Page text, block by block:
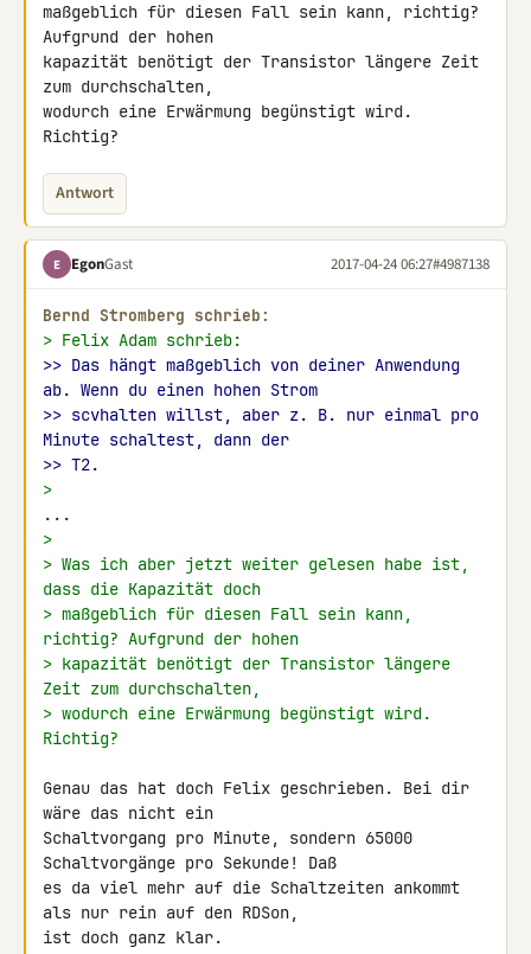
maßgeblich für diesen Fall sein kann, richtig?
Aufgrund der hohen
kapazität benötigt der Transistor längere Zeit
zum durchschalten,
wodurch eine Erwärmung begünstigt wird.
Richtig?
Antwort
E EgonGast 2017-04-24 06:27#4987138
Bernd Stromberg schrieb:
> Felix Adam schrieb:
>> Das hängt maßgeblich von deiner Anwendung
ab. Wenn du einen hohen Strom
>> scvhalten willst, aber z. B. nur einmal pro
Minute schaltest, dann der
>> T2.
>
>
> Was ich aber jetzt weiter gelesen habe ist,
dass die Kapazität doch
> maßgeblich für diesen Fall sein kann,
richtig? Aufgrund der hohen
> kapazität benötigt der Transistor längere
Zeit zum durchschalten,
> wodurch eine Erwärmung begünstigt wird.
Richtig?
Genau das hat doch Felix geschrieben. Bei dir
wäre das nicht ein
Schaltvorgang pro Minute, sondern 65000
Schaltvorgänge pro Sekunde! Daß
es da viel mehr auf die Schaltzeiten ankommt
als nur rein auf den RDSon,
ist doch ganz klar.